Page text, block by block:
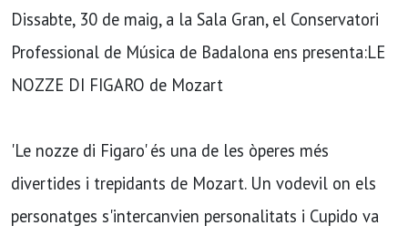
Dissabte, 30 de maig, a la Sala Gran, el Conservatori
Professional de Música de Badalona ens presenta:LE
NOZZE DI FIGARO de Mozart
'Le nozze di Figaro' és una de les òperes més
divertides i trepidants de Mozart. Un vodevil on els
personatges s'intercanvien personalitats i Cupido va